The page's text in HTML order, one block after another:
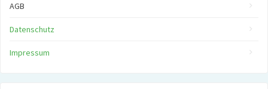
AGB
Datenschutz
Impressum